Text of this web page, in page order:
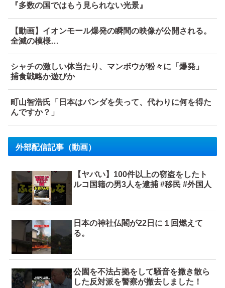
『多数の国ではもう見られない光景』
【動画】イオンモール爆発の瞬間の映像が公開される。
全滅の模様…
シャチの激しい体当たり、マンボウが粉々に「爆発」
捕食戦略か遊びか
町山智浩氏「日本はパンダを失って、代わりに何を得た
んですか？」
外部配信記事（動画）
【ヤバい】100件以上の窃盗をしたト
ルコ国籍の男3人を逮捕 #移民 #外国人
日本の神社仏閣が22日に１回燃えて
る。
公園を不法占拠をして騒音を撒き散ら
した反対派を警察が撤去しました！